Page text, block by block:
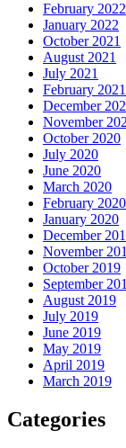
February 2022
January 2022
October 2021
August 2021
July 2021
February 2021
December
November
October 2020
July 2020
June 2020
March 2020
February 2020
January 2020
December
November
October 2019
September
August 2019
July 2019
June 2019
May 2019
April 2019
March 2019
Categories